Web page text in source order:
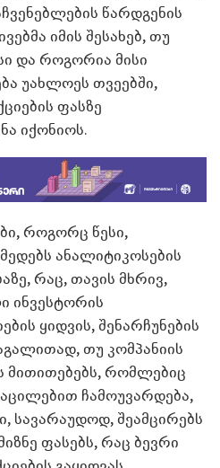
წარდგენის
იმის შესახებ, თუ
და როგორია მისი
უახლოეს თვეებში,
ფასზე
იქონიოს.
როგორც წესი,
ანალიტიკოსების
რაც, თავის მხრივ,
ინვესტორის
ყიდვის, შენარჩუნების
თუ კომპანიის
მითითებებს, რომლებიც
ჩამოუვარდება,
სავარაუდოდ, შეამცირებს
ფასებს, რაც ბევრი